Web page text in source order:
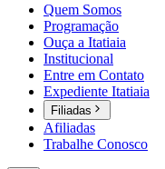
Quem Somos
Programação
Ouça a Itatiaia
Institucional
Entre em Contato
Expediente Itatiaia
Filiadas
Afiliadas
Trabalhe Conosco